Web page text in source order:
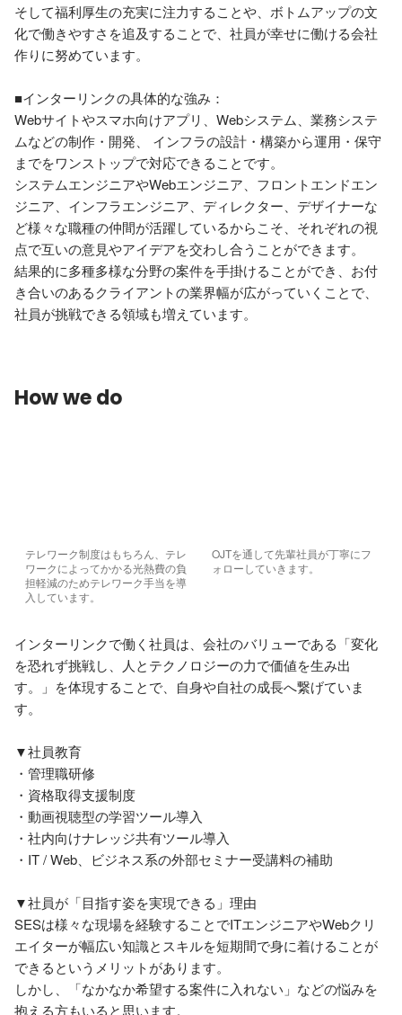
そして福利厚生の充実に注力することや、ボトムアップの文
化で働きやすさを追及することで、社員が幸せに働ける会社
作りに努めています。
■インターリンクの具体的な強み：
Webサイトやスマホ向けアプリ、Webシステム、業務システ
ムなどの制作・開発、 インフラの設計・構築から運用・保守
までをワンストップで対応できることです。
システムエンジニアやWebエンジニア、フロントエンドエン
ジニア、インフラエンジニア、ディレクター、デザイナーな
ど様々な職種の仲間が活躍しているからこそ、それぞれの視
点で互いの意見やアイデアを交わし合うことができます。
結果的に多種多様な分野の案件を手掛けることができ、お付
き合いのあるクライアントの業界幅が広がっていくことで、
How we do
テレワーク制度はもちろん、テレ
ワークによってかかる光熱費の負
担軽減のためテレワーク手当を導
入しています。
OJTを通して先輩社員が丁寧にフ
ォローしていきます。
インターリンクで働く社員は、会社のバリューである「変化
を恐れず挑戦し、人とテクノロジーの力で価値を生み出
す。」を体現することで、自身や自社の成長へ繋げていま
す。
▼社員教育
・管理職研修
・資格取得支援制度
・動画視聴型の学習ツール導入
・社内向けナレッジ共有ツール導入
・IT / Web、ビジネス系の外部セミナー受講料の補助
▼社員が「目指す姿を実現できる」理由
SESは様々な現場を経験することでITエンジニアやWebクリ
エイターが幅広い知識とスキルを短期間で身に着けることが
できるというメリットがあります。
しかし、「なかなか希望する案件に入れない」などの悩みを
抱える方もいると思います。